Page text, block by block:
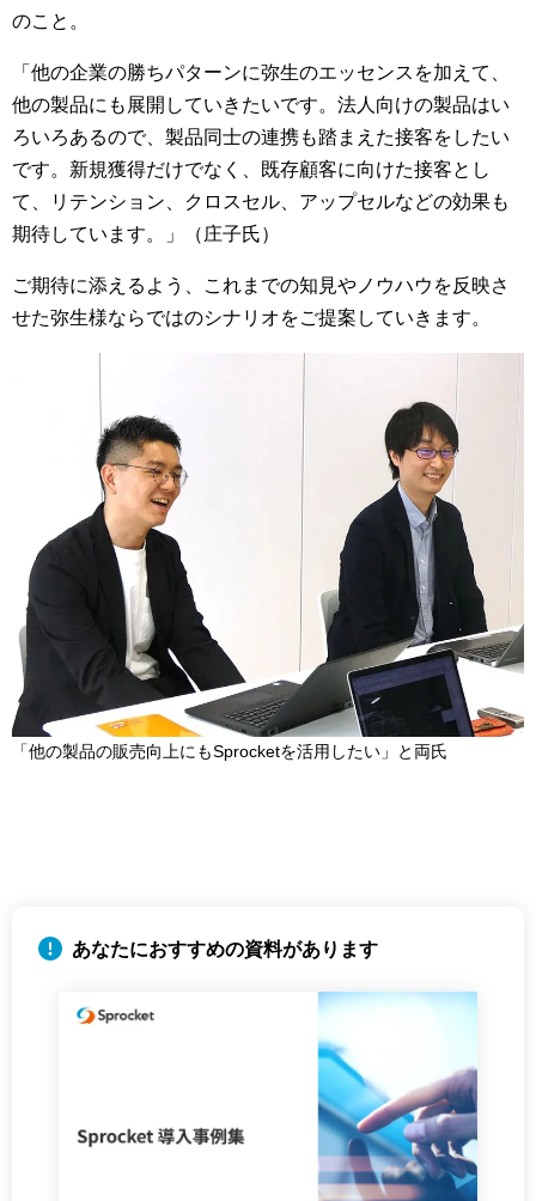
のこと。
「他の企業の勝ちパターンに弥生のエッセンスを加えて、
他の製品にも展開していきたいです。法人向けの製品はい
ろいろあるので、製品同士の連携も踏まえた接客をしたい
です。新規獲得だけでなく、既存顧客に向けた接客とし
て、リテンション、クロスセル、アップセルなどの効果も
期待しています。」（庄子氏）
ご期待に添えるよう、これまでの知見やノウハウを反映さ
せた弥生様ならではのシナリオをご提案していきます。
「他の製品の販売向上にもSprocketを活用したい」と両氏